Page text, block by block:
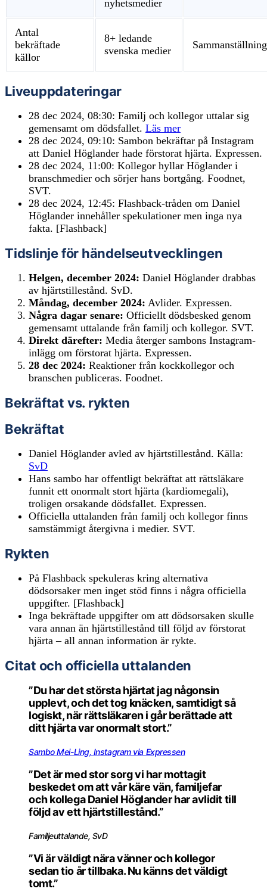
nyhetsmedier
Antal
bekräftade
källor
8+ ledande
svenska medier
Sammanställning
Liveuppdateringar
28 dec 2024, 08:30: Familj och kollegor uttalar sig
gemensamt om dödsfallet. Läs mer
28 dec 2024, 09:10: Sambon bekräftar på Instagram
att Daniel Höglander hade förstorat hjärta. Expressen.
28 dec 2024, 11:00: Kollegor hyllar Höglander i
branschmedier och sörjer hans bortgång. Foodnet,
SVT.
28 dec 2024, 12:45: Flashback-tråden om Daniel
Höglander innehåller spekulationer men inga nya
fakta. [Flashback]
Tidslinje för händelseutvecklingen
Helgen, december 2024: Daniel Höglander drabbas
av hjärtstillestånd. SvD.
Måndag, december 2024: Avlider. Expressen.
Några dagar senare: Officiellt dödsbesked genom
gemensamt uttalande från familj och kollegor. SVT.
Direkt därefter: Media återger sambons Instagram-
inlägg om förstorat hjärta. Expressen.
28 dec 2024: Reaktioner från kockkollegor och
branschen publiceras. Foodnet.
Bekräftat vs. rykten
Bekräftat
Daniel Höglander avled av hjärtstillestånd. Källa:
SvD
Hans sambo har offentligt bekräftat att rättsläkare
funnit ett onormalt stort hjärta (kardiomegali),
troligen orsakande dödsfallet. Expressen.
Officiella uttalanden från familj och kollegor finns
samstämmigt återgivna i medier. SVT.
Rykten
På Flashback spekuleras kring alternativa
dödsorsaker men inget stöd finns i några officiella
uppgifter. [Flashback]
Inga bekräftade uppgifter om att dödsorsaken skulle
vara annan än hjärtstillestånd till följd av förstorat
hjärta – all annan information är rykte.
Citat och officiella uttalanden
”Du har det största hjärtat jag någonsin
upplevt, och det tog knäcken, samtidigt så
logiskt, när rättsläkaren i går berättade att
ditt hjärta var onormalt stort.”
Sambo Mei-Ling, Instagram via Expressen
”Det är med stor sorg vi har mottagit
beskedet om att vår käre vän, familjefar
och kollega Daniel Höglander har avlidit till
följd av ett hjärtstillestånd.”
Familjeuttalande, SvD
”Vi är väldigt nära vänner och kollegor
sedan tio år tillbaka. Nu känns det väldigt
tomt.”